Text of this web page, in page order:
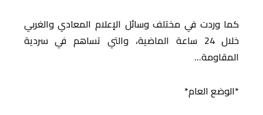
كما وردت في مختلف وسائل الإعلام المعادي والغربي
خلال 24 ساعة الماضية، والتي تساهم في سردية
المقاومة…
*الوضع العام*